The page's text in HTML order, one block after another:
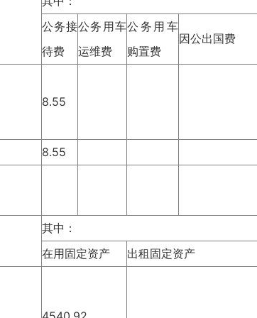
公务接
待费
公务用车
运维费
公务用车
购置费
因公出国费
8.55
8.55
其中：
在用固定资产
出租固定资产